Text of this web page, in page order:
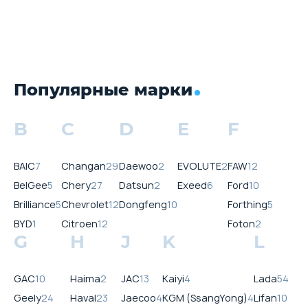
Популярные марки
B
BAIC7
BelGee5
Brilliance5
BYD1
C
Changan29
Chery27
Chevrolet12
Citroen12
D
Daewoo2
Datsun2
Dongfeng10
E
EVOLUTE2
Exeed6
F
FAW12
Ford10
Forthing5
Foton2
G
GAC10
Geely24
H
Haima2
Haval23
J
JAC13
Jaecoo4
K
Kaiyi4
KGM (SsangYong)4
L
Lada54
Lifan10